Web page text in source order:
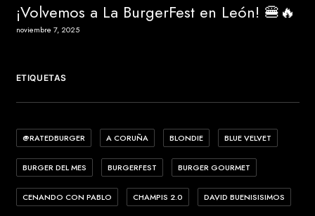
¡Volvemos a La BurgerFest en León! 🍔🔥
noviembre 7, 2025
ETIQUETAS
@RATEDBURGER A CORUÑA BLONDIE BLUE VELVET
BURGER DEL MES BURGERFEST BURGER GOURMET
CENANDO CON PABLO CHAMPIS 2.0 DAVID BUENISISIMOS